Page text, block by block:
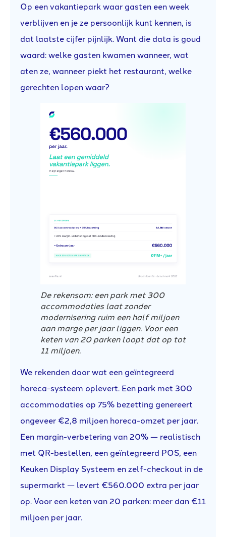
Op een vakantiepark waar gasten een week
verblijven en je ze persoonlijk kunt kennen, is
dat laatste cijfer pijnlijk. Want die data is goud
waard: welke gasten kwamen wanneer, wat
aten ze, wanneer piekt het restaurant, welke
gerechten lopen waar?
De rekensom: een park met 300
accommodaties laat zonder
modernisering ruim een half miljoen
aan marge per jaar liggen. Voor een
keten van 20 parken loopt dat op tot
11 miljoen.
We rekenden door wat een geïntegreerd
horeca-systeem oplevert. Een park met 300
accommodaties op 75% bezetting genereert
ongeveer €2,8 miljoen horeca-omzet per jaar.
Een margin-verbetering van 20% — realistisch
met QR-bestellen, een geïntegreerd POS, een
Keuken Display Systeem en zelf-checkout in de
supermarkt — levert €560.000 extra per jaar
op. Voor een keten van 20 parken: meer dan €11
miljoen per jaar.